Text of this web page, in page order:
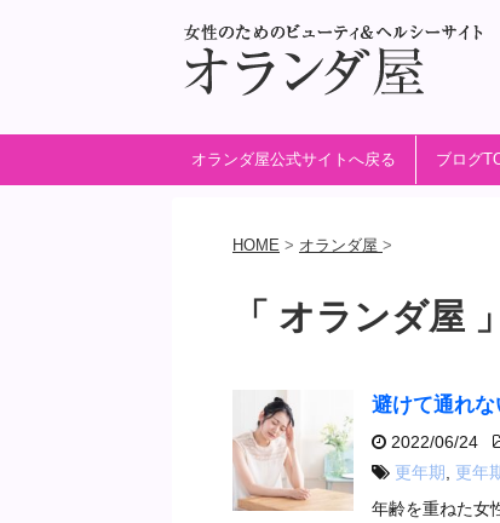
オランダ屋公式サイトへ戻る ブログ
HOME > オランダ屋 >
「 オランダ屋
避けて通れ
2022/06/24
更年期 更年
年齢を重ねた女